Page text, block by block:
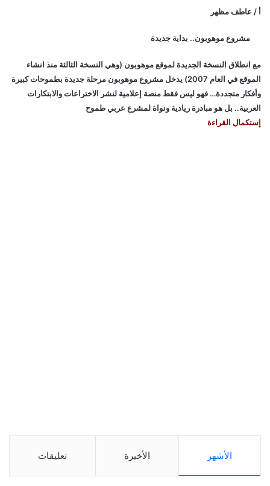
أ / عاطف مظهر
مشروع موهوبون.. بداية جديدة
مع انطلاق النسخة الجديدة لموقع موهوبون (وهي النسخة الثالثة منذ انشاء
الموقع في العام 2007) يدخل مشروع موهوبون مرحلة جديدة بطموحات كبيرة
وأفكار متجددة… فهو ليس فقط منصة إعلامية لنشر الاختراعات والابتكارات
العربية.. بل هو مبادرة ريادية ونواة لمشرع عربي طموح
إستكمال القراءة
الأشهر الأخيرة تعليقات